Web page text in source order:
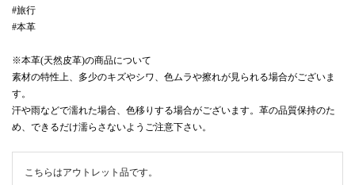
#旅行
#本革
※本革(天然皮革)の商品について
素材の特性上、多少のキズやシワ、色ムラや擦れが見られる場合がございま
す。
汗や雨などで濡れた場合、色移りする場合がございます。革の品質保持のた
め、できるだけ濡らさないようご注意下さい。
こちらはアウトレット品です。